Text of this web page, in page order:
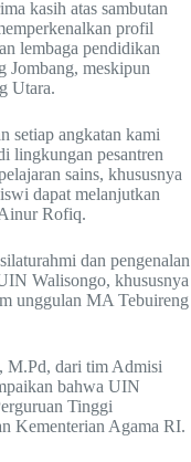
kasih atas sambutan
profil
lembaga pendidikan
Jombang, meskipun
Utara.
setiap angkatan kami
lingkungan pesantren
sains, khususnya
dapat melanjutkan
Rofiq.
dan pengenalan
Walisongo, khususnya
unggulan MA Tebuireng
dari tim Admisi
bahwa UIN
Tinggi
Kementerian Agama RI.